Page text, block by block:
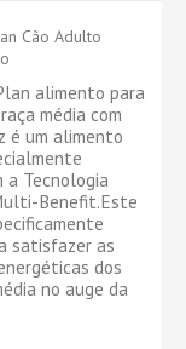
Cão Adulto
alimento para
média com
é um alimento
a Tecnologia
Benefit.Este
satisfazer as
dos
no auge da